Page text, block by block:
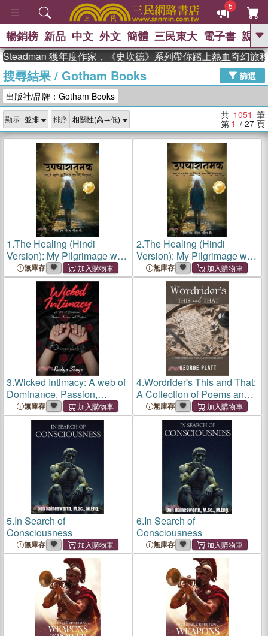
5
GO
熱搜： 東野圭吾 高希均教授回憶錄
、 The Odyssey 、 父親節 、 如果歷
獎 臺灣漫遊錄 、 方念華 、 台灣的李
登輝時代
數學女孩：黎曼猜想 、
偉大的迷走神經
暢銷榜 新品 中文 外文 簡體 三民東大 電子書 親子
獲年度作家，《史坎德》系列帶你踏上熱血奇幻旅程
搜尋結果/ Gotham Books
篩選
出版社/品牌：Gotham Books
顯示 排序 共 1051 筆
第 1 / 27 頁
1.The Healing (Hindi
Version): My Pilgrimage with
Tagore, India's Revered
Teacher
無庫存
2.The Healing (Hindi
Version): My Pilgrimage with
Tagore, India's Revered
Teacher
無庫存
3.Wicked Intimacy: A web of
Dominance, Passion,
Secrecy, and Desires
無庫存
4.Wordrider's This and That:
A Collection of Poems and
Song Lyrics
無庫存
5.In Search of
Consciousness
無庫存
6.In Search of
Consciousness
無庫存